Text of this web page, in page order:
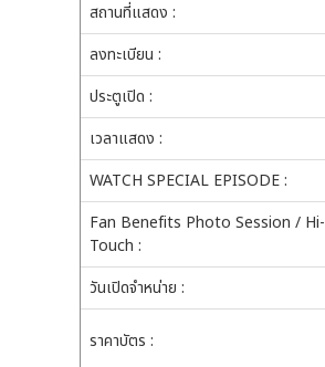
สถานที่แสดง :
ลงทะเบียน :
ประตูเปิด :
เวลาแสดง :
WATCH SPECIAL EPISODE :
Fan Benefits Photo Session / Hi-
Touch :
วันเปิดจำหน่าย :
ราคาบัตร :